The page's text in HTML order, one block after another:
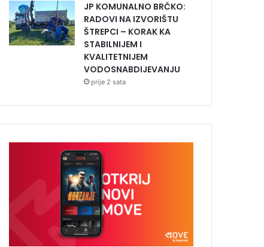
JP KOMUNALNO BRČKO:
RADOVI NA IZVORIŠTU
ŠTREPCI – KORAK KA
STABILNIJEM I
KVALITETNIJEM
VODOSNABDIJEVANJU
prije 2 sata